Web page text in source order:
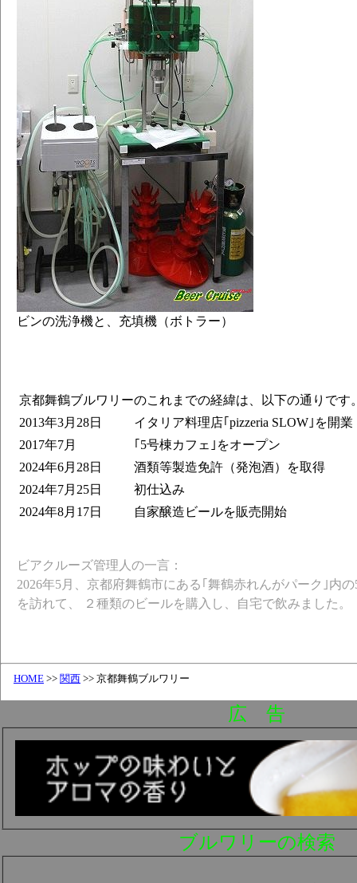
ビンの洗浄機と、充填機（ボトラー）
京都舞鶴ブルワリーのこれまでの経緯は、以下の通りです
2013年3月28日
イタリア料理店｢pizzeria SLOW｣を開業
2017年7月
｢5号棟カフェ｣をオープン
2024年6月28日
酒類等製造免許（発泡酒）を取得
2024年7月25日
初仕込み
2024年8月17日
自家醸造ビールを販売開始
ビアクルーズ管理人の一言：
2026年5月、京都府舞鶴市にある｢舞鶴赤れんがパーク｣内
を訪れて、 ２種類のビールを購入し、自宅で飲みました。
HOME >> 関西 >> 京都舞鶴ブルワリー